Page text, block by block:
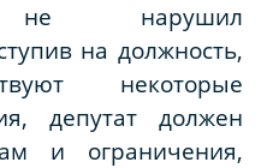
не нарушил
на должность,
некоторые
депутат должен
и ограничения,